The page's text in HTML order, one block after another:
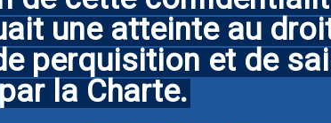
une atteinte au
perquisition et de
la Charte.